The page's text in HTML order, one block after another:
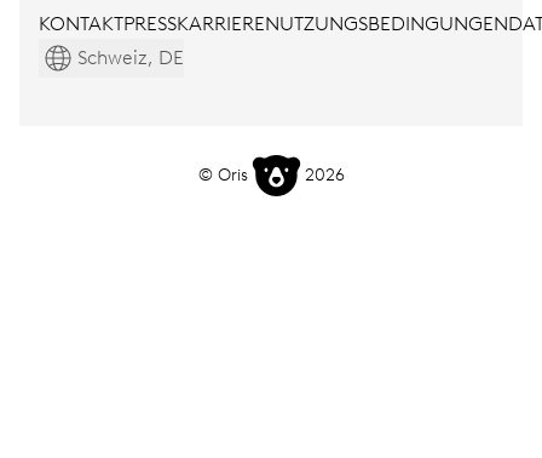
KONTAKTPRESSKARRIERENUTZUNGSBEDINGUNGEN
Schweiz, DE
© Oris 2026